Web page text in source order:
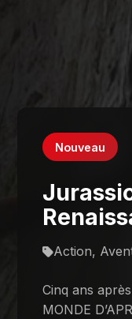
Nouveau
Action,
Cinq ans
MONDE